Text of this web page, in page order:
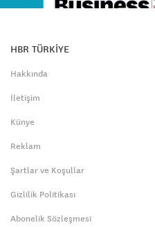
HBR TÜRKİYE
Hakkında
İletişim
Künye
Reklam
Şartlar ve Koşullar
Gizlilik Politikası
Abonelik Sözleşmesi